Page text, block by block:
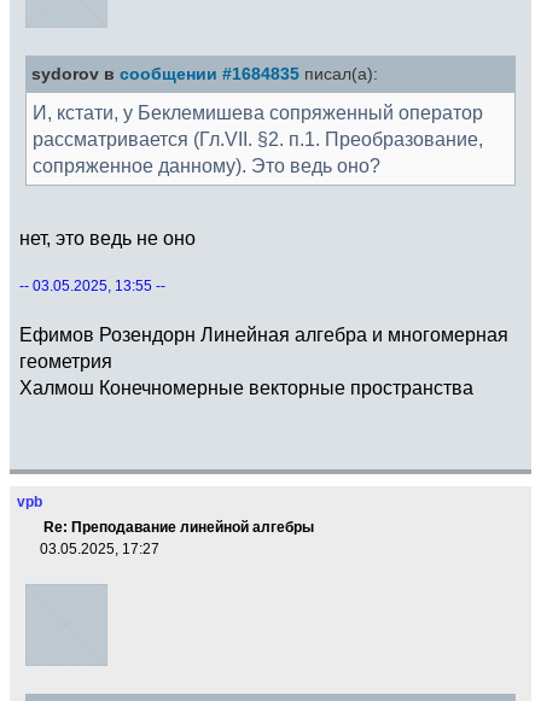
sydorov в сообщении #1684835 писал(а):
И, кстати, у Беклемишева сопряженный оператор
рассматривается (Гл.VII. §2. п.1. Преобразование,
сопряженное данному). Это ведь оно?
нет, это ведь не оно
-- 03.05.2025, 13:55 --
Ефимов Розендорн Линейная алгебра и многомерная
геометрия
Халмош Конечномерные векторные пространства
vpb
Re: Преподавание линейной алгебры
03.05.2025, 17:27